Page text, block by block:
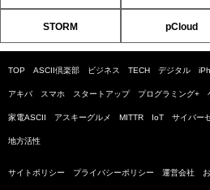
STORM pCloud
TOP ASCII倶楽部 ビジネス TECH デジタル
アキバ スマホ スタートアップ プログラミング+
家電ASCII アスキーグルメ MITTR IoT サイバー
地方活性
サイトポリシー プライバシーポリシー 運営会社